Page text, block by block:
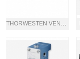
THORWESTEN VENT气垫防爆门